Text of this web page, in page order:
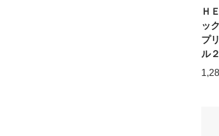
Ｈ
ッ
プ
ル